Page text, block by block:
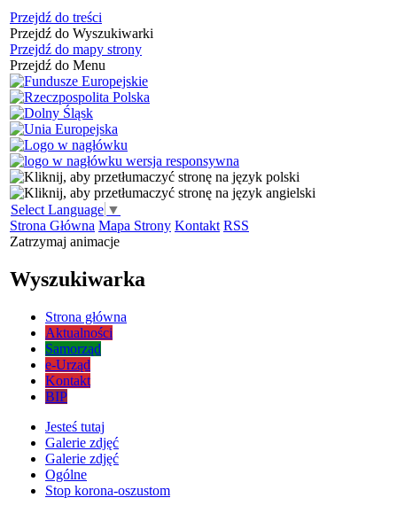
Przejdź do treści
Przejdź do Wyszukiwarki
Przejdź do mapy strony
Przejdź do Menu
Select Language ▼
Strona Główna Mapa Strony Kontakt RSS
Zatrzymaj animacje
Wyszukiwarka
Strona główna
Aktualności
Samorząd
e-Urząd
Kontakt
BIP
Jesteś tutaj
Galerie zdjęć
Galerie zdjęć
Ogólne
Stop korona-oszustom